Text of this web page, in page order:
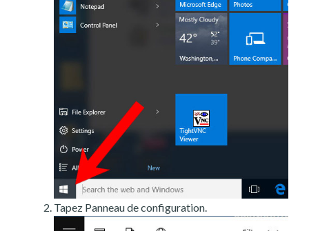
Tapez Panneau de configuration.